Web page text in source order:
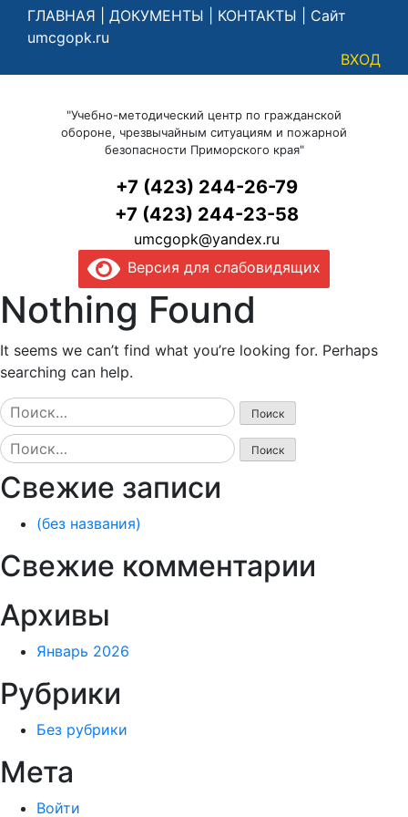
ГЛАВНАЯ ДОКУМЕНТЫ КОНТАКТЫ
Сайт
umcgopk.ru
ВХОД
"Учебно-методический центр по гражданской
обороне, чрезвычайным ситуациям и пожарной
безопасности Приморского края"
+7 (423) 244-26-79
+7 (423) 244-23-58
umcgopk@yandex.ru
Версия для слабовидящих
Nothing Found
It seems we can’t find what you’re looking for. Perhaps
searching can help.
Найти:
Найти:
Свежие записи
(без названия)
Свежие комментарии
Архивы
Январь 2026
Рубрики
Без рубрики
Мета
Войти